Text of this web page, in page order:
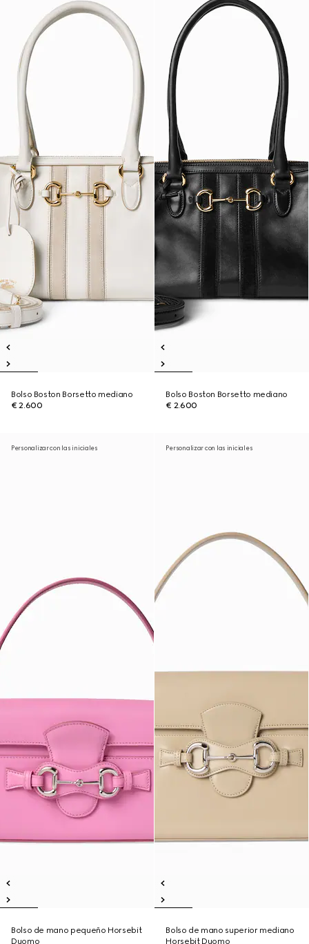
Bolso Boston Borsetto mediano
€ 2.600
Bolso Boston Borsetto mediano
€ 2.600
Personalizar con las iniciales
Bolso de mano pequeño Horsebit
Duomo
Personalizar con las iniciales
Bolso de mano superior mediano
Horsebit Duomo